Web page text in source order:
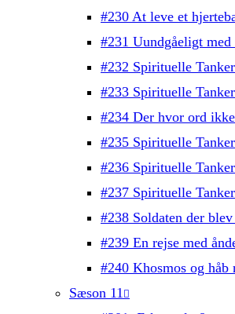
#230 At leve et
#231 Uundgåeligt
#232 Spirituelle
#233 Spirituelle
#234 Der hvor ord
#235 Spirituelle
#236 Spirituelle
#237 Spirituelle
#238 Soldaten der
#239 En rejse med
#240 Khosmos og
Sæson 11